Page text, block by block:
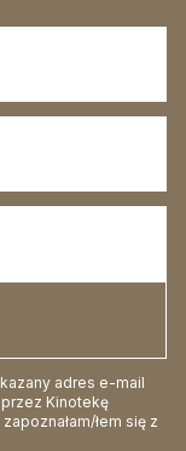
adres e-mail
Kinotekę
łem się z